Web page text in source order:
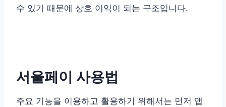
수 있기 때문에 상호 이익이 되는 구조입니다.
서울페이 사용법
주요 기능을 이용하고 활용하기 위해서는 먼저 앱